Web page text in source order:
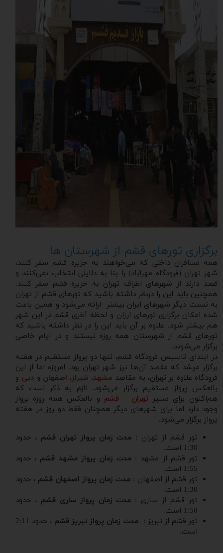
برگزاری تورهای قشم از شهرستان ها
همه مسافران داخلی که می‌خواهند به جزیره قشم سفر کنند،
شهر تهران (فرودگاه مهرآباد) را بنا به دلایلی انتخاب نمی‌کنند و
قصد دارند از شهرهای اطراف تهران به جزیره قشم سفر کنند.
همچنین باید این را درنظر داشته باشید که تورهای قشم از تهران
به نسبت دیگر شهرهای ایران بیشتر ارائه می‌شود و همین باعث
شده امکان برگزاری تورهای ارزان و لحظه آخری قشم در این شهر
هم بیشتر شود. علاوه بر آن باید این را در نظر داشته باشید که
تورهای قشم از شهرستان همه روزه نیستند و در ایام خاصی
برگزار می‌شوند.
در ابتدای تاسیس فرودگاه قشم، تنها دو پرواز مستقیم در هفته
برگزار میشد که مقصد آن‌ها نیز شهر تهران بود. امروزه اما از این
فرودگاه علاوه بر تهران، به مقاصد مشهد، شیراز، اصفهان و دبی و
بالعکس پرواز مستقیم برگزار می‌شود. لازم به ذکر است که
هم‌اکنون برای مسیر تهران – قشم و بالعکس همه روزه پرواز
وجود دارد اما برای شهرهای دیگر همچنان فقط دو روز در هفته
پرواز برگزار می‌شود.
تور قشم از تهران : مدت زمان پرواز تهران قشم ، حدود
1:30 است.
تور قشم از مشهد : مدت زمان پرواز مشهد قشم ، حدود
1:55 است.
تور قشم از اصفهان : مدت زمان پرواز اصفهان قشم ، حدود
1:30 است.
تور قشم از ساری : مدت زمان پرواز ساری قشم ، حدود
1:50 است.
تور قشم از تبریز :مدت زمان پرواز تبریز قشم ،
حدود 2:11
است.